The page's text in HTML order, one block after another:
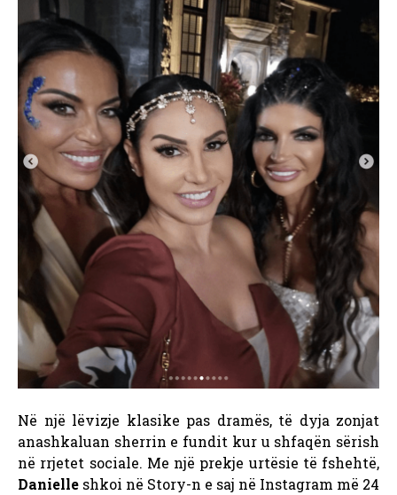
Në një lëvizje klasike pas dramës, të dyja zonjat
anashkaluan sherrin e fundit kur u shfaqën sërish
në rrjetet sociale. Me një prekje urtësie të fshehtë,
Danielle shkoi në Story-n e saj në Instagram më 24